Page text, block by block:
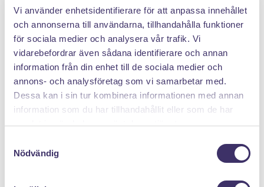
Vi använder enhetsidentifierare för att anpassa innehållet
och annonserna till användarna, tillhandahålla funktioner
för sociala medier och analysera vår trafik. Vi
vidarebefordrar även sådana identifierare och annan
information från din enhet till de sociala medier och
annons- och analysföretag som vi samarbetar med.
Dessa kan i sin tur kombinera informationen med annan
information som du har tillhandahållit eller som de har
samlat in när du har använt deras tjänster.
Nödvändig
DÄRFÖR SÄLJER DU MED PANTIT
Klicka hem en pantpåse